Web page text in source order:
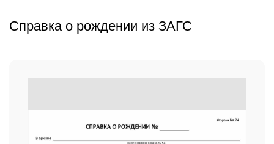
Справка о рождении из ЗАГС